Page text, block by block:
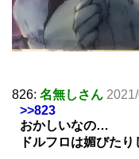
826: 名無しさん
>>823
おかしいなの…
ドルフロは媚びた